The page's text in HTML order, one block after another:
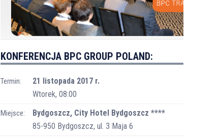
KONFERENCJA BPC GROUP POLAND:
Termin:
21 listopada 2017 r.
Wtorek, 08:00
Miejsce:
Bydgoszcz, City Hotel Bydgoszcz ****
85-950 Bydgoszcz, ul. 3 Maja 6